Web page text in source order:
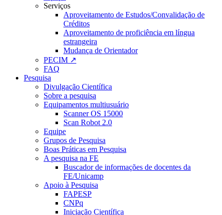
Serviços
Aproveitamento de Estudos/Convalidação de
Créditos
Aproveitamento de proficiência em língua
estrangeira
Mudança de Orientador
PECIM ↗
FAQ
Pesquisa
Divulgação Científica
Sobre a pesquisa
Equipamentos multiusuário
Scanner OS 15000
Scan Robot 2.0
Equipe
Grupos de Pesquisa
Boas Práticas em Pesquisa
A pesquisa na FE
Buscador de informações de docentes da
FE/Unicamp
Apoio à Pesquisa
FAPESP
CNPq
Iniciação Científica